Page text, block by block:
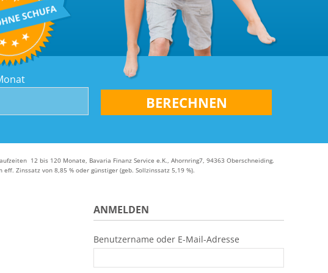
Fragen – FAQ
12 bis 120 Monate, Bavaria Finanz Service e.K., Ahornring7, 94363 Oberschneiding.
Zinssatz von 8,85 % oder günstiger (geb. Sollzinssatz 5,19 %).
ANMELDEN
Benutzername oder E-Mail-Adresse